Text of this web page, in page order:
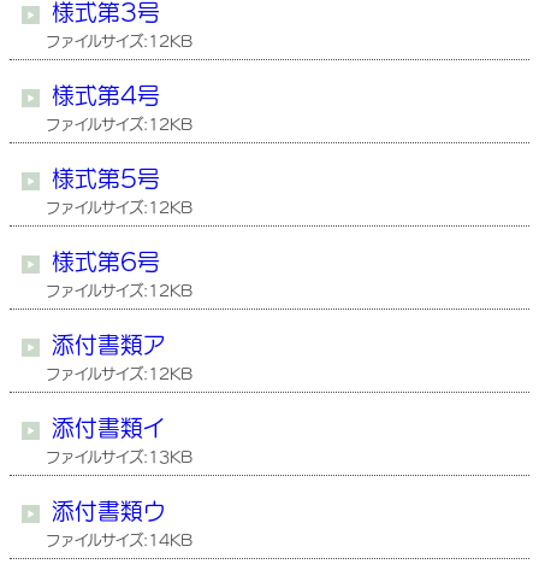
様式第3号
ファイルサイズ:12KB
様式第4号
ファイルサイズ:12KB
様式第5号
ファイルサイズ:12KB
様式第6号
ファイルサイズ:12KB
添付書類ア
ファイルサイズ:12KB
添付書類イ
ファイルサイズ:13KB
添付書類ウ
ファイルサイズ:14KB